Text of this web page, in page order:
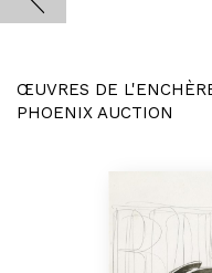
ŒUVRES DE
PHOENIX AUCTION